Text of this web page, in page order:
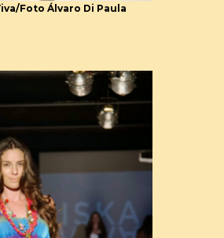
Foto Álvaro Di Paula